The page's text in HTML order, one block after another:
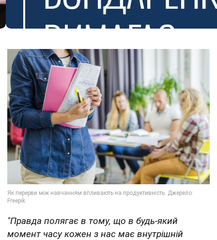
"Правда полягає в тому, що в будь-який
момент часу кожен з нас має внутрішній